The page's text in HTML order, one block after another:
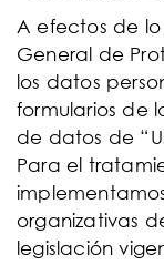
A efectos de
General de
los datos
formularios de
de datos de
Para el
organizativas
legislación